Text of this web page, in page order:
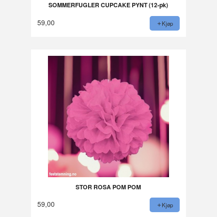
SOMMERFUGLER CUPCAKE PYNT (12-pk)
59,00 Kjøp
STOR ROSA POM POM
59,00 Kjøp